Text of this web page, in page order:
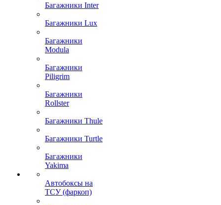
Багажники Inter
Багажники Lux
Багажники
Modula
Багажники
Piligrim
Багажники
Rollster
Багажники Thule
Багажники Turtle
Багажники
Yakima
Автобоксы на
ТСУ (фаркоп)